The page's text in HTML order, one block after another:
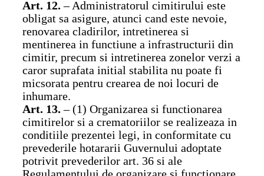
Art. 12.– Administratorul cimitirului este
obligat sa asigure, atunci cand este nevoie,
renovarea cladirilor, intretinerea si
mentinerea in functiune a infrastructurii din
cimitir, precum si intretinerea zonelor verzi a
caror suprafata initial stabilita nu poate fi
micsorata pentru crearea de noi locuri de
inhumare.
Art. 13.– (1) Organizarea si functionarea
cimitirelor si a crematoriilor se realizeaza in
conditiile prezentei legi, in conformitate cu
prevederile hotararii Guvernului adoptate
potrivit prevederilor art. 36 si ale
Regulamentului de organizare si functionare